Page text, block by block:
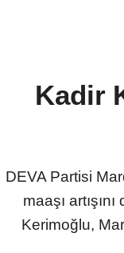
Kadir
DEVA Partisi
maaşı
Kerimoğlu,